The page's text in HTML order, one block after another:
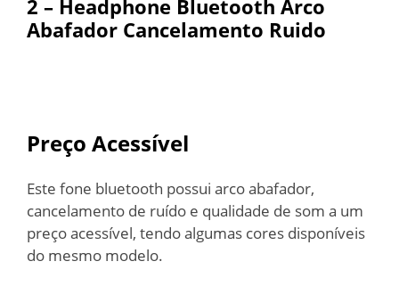
2 – Headphone Bluetooth Arco
Abafador Cancelamento Ruido
Preço Acessível
Este fone bluetooth possui arco abafador,
cancelamento de ruído e qualidade de som a um
preço acessível, tendo algumas cores disponíveis
do mesmo modelo.